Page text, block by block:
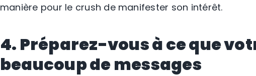
manière pour le crush de manifester son intérêt.
4. Préparez-vous à ce que
beaucoup de messages